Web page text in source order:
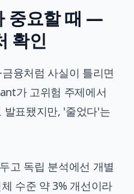
중요할 때 —
확인
융처럼 사실이 틀리면
가 고위험 주제에서
발표됐지만, '줄었다'는
고 독립 분석에선 개별
수준 약 3% 개선이라